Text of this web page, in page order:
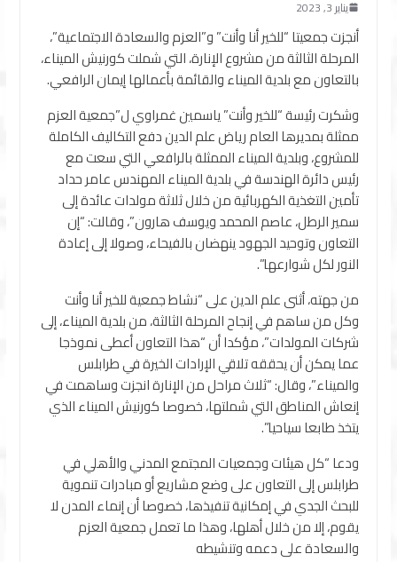
يناير 3, 2023
أنجزت جمعيتا “للخير أنا وأنت” و”العزم والسعادة الاجتماعية”،
المرحلة الثالثة من مشروع الإنارة، التي شملت كورنيش الميناء،
بالتعاون مع بلدية الميناء والقائمة بأعمالها إيمان الرافعي.
وشكرت رئيسة “للخير وأنت” ياسمين غمراوي ل”جمعية العزم
ممثلة بمديرها العام رياض علم الدين دفع التكاليف الكاملة
للمشروع، وبلدية الميناء الممثلة بالرافعي التي سعت مع
رئيس دائرة الهندسة في بلدية الميناء المهندس عامر حداد
تأمين التغذية الكهربائية من خلال ثلاثة مولدات عائدة إلى
سمير الرطل، عاصم المحمد ويوسف هارون”، وقالت: “إن
التعاون وتوحيد الجهود ينهضان بالفيحاء، وصولا إلى إعادة
النور لكل شوارعها”.
من جهته، أثنى علم الدين على “نشاط جمعية للخير أنا وأنت
وكل من ساهم في إنجاح المرحلة الثالثة، من بلدية الميناء، إلى
شركات المولدات”، مؤكدا أن “هذا التعاون أعطى نموذجا
عما يمكن أن يحققه تلاقي الإرادات الخيرة في طرابلس
والميناء”، وقال: “ثلاث مراحل من الإنارة انجزت وساهمت في
إنعاش المناطق التي شملتها، خصوصا كورنيش الميناء الذي
يتخذ طابعا سياحيا”.
ودعا “كل هيئات وجمعيات المجتمع المدني والأهلي في
طرابلس إلى التعاون على وضع مشاريع أو مبادرات تنموية
للبحث الجدي في إمكانية تنفيذها، خصوصا أن إنماء المدن لا
يقوم، إلا من خلال أهلها، وهذا ما تعمل جمعية العزم
والسعادة على دعمه وتنشيطه